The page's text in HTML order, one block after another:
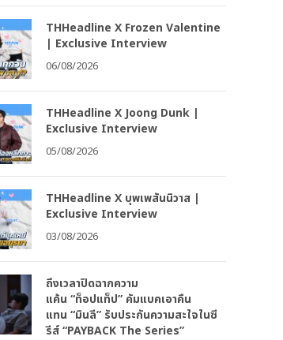
THHeadline X Frozen Valentine
| Exclusive Interview
06/08/2026
THHeadline X Joong Dunk |
Exclusive Interview
05/08/2026
THHeadline X บุพเพสันนิวาส |
Exclusive Interview
03/08/2026
ถึงเวลาปิดฉากความ
แค้น “ท็อปแท็ป” คัมแบคเอาคืน
แทน “มินลี” รับประกันความสะใจในซี
รีส์ “PAYBACK The Series”